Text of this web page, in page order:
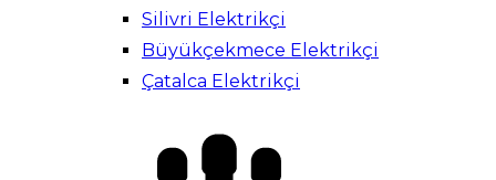
Silivri Elektrikçi
Büyükçekmece Elektrikçi
Çatalca Elektrikçi